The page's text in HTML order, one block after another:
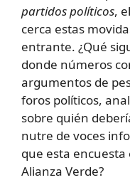
partidos políticos,
cerca estas
entrante. ¿Qué
donde números
argumentos de
foros políticos,
sobre quién
nutre de voces
que esta
Alianza Verde?